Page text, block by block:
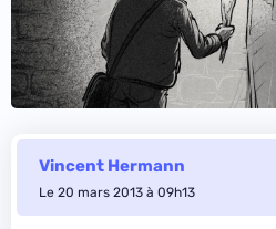
Vincent Hermann
Le 20 mars 2013 à 09h13